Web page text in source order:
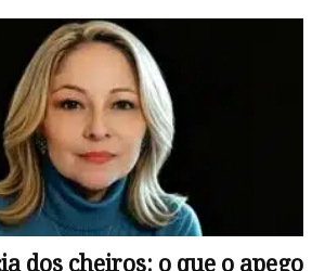
dos cheiros: o que o apego